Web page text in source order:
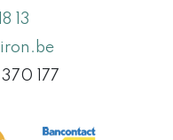
13
177